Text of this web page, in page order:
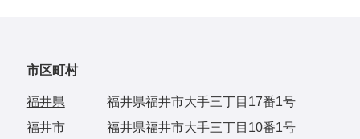
市区町村
福井県
福井県福井市大手三丁目17番1号
福井市
福井県福井市大手三丁目10番1号